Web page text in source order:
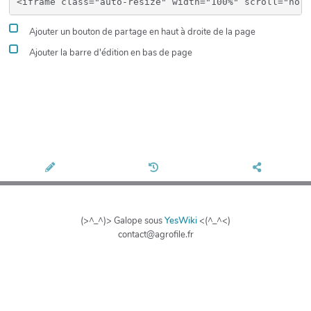
Ajouter un bouton de partage en haut à droite de la page
Ajouter la barre d'édition en bas de page
(>^_^)> Galope sousYesWiki<(^_^<)
contact@agrofile.fr